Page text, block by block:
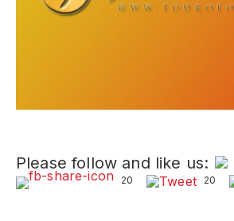
Please follow and like us:
20
20